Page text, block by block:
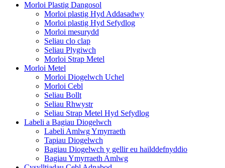
Morloi Plastig Dangosol
Morloi plastig Hyd Addasadwy
Morloi plastig Hyd Sefydlog
Morloi mesurydd
Seliau clo clap
Seliau Plygiwch
Morloi Strap Metel
Morloi Metel
Morloi Diogelwch Uchel
Morloi Cebl
Seliau Bollt
Seliau Rhwystr
Seliau Strap Metel Hyd Sefydlog
Labeli a Bagiau Diogelwch
Labeli Amlwg Ymyrraeth
Tapiau Diogelwch
Bagiau Diogelwch y gellir eu hailddefnyddio
Bagiau Ymyrraeth Amlwg